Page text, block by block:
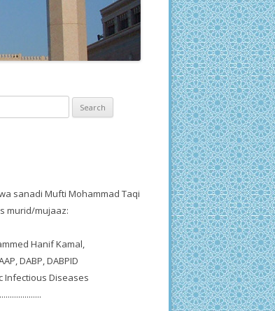
sanadi Mufti Mohammad Taqi
murid/mujaaz:
Hanif Kamal,
DABP, DABPID
Infectious Diseases